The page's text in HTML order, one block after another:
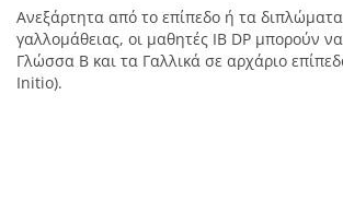
Ανεξάρτητα από το επίπεδο ή τα
γαλλομάθειας, οι μαθητές IB DP μπορούν
Γλώσσα Β και τα Γαλλικά σε αρχάριο
Initio).